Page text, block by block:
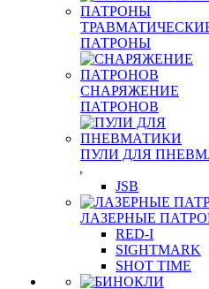
ПАТРОНЫ
СНАРЯЖЕНИЕ
ПАТРОНОВ
ПУЛИ ДЛЯ
JSB
ЛАЗЕРНЫЕ
RED-I
SIGHTMARK
SHOT TIME